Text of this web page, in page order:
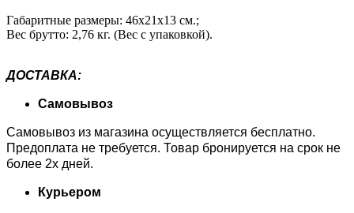
Габаритные размеры: 46x21x13 см.;
Вес брутто: 2,76 кг. (Вес с упаковкой).
ДОСТАВКА:
Самовывоз
Самовывоз из магазина осуществляется бесплатно.
Предоплата не требуется. Товар бронируется на срок не
более 2х дней.
Курьером